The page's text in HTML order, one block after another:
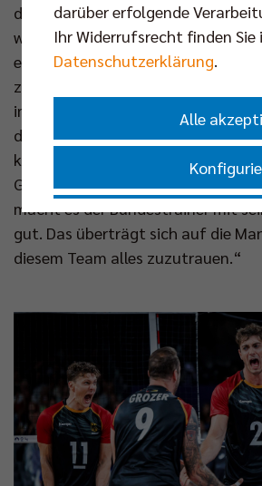
dass die Reise für Tille & Co über
weitergehen kann: „Unsere
extrem von ihrer Ausgeglichenheit
zahlreichen Wechseloptionen.
immer Weltklasse ist, einmal
das Team über elf Spieler auf
kann etwas zum Erfolg beitragen
Gefühl, jeder gönnt es dem
macht es der Bundestrainer mit
gut. Das überträgt sich auf die
diesem Team alles zuzutrauen.“
darüber erfolgende
Ihr Widerrufsrecht finden Sie
Datenschutzerklärung.
Alle
Nur essenzielle